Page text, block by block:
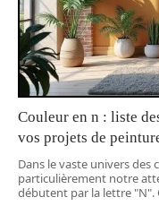
Couleur en n : liste
vos projets de
Dans le vaste univers des
particulièrement notre
débutent par la lettre "N".